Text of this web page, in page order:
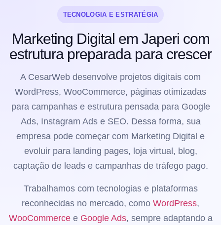
TECNOLOGIA E ESTRATÉGIA
Marketing Digital em Japeri com
estrutura preparada para crescer
A CesarWeb desenvolve projetos digitais com
WordPress, WooCommerce, páginas otimizadas
para campanhas e estrutura pensada para Google
Ads, Instagram Ads e SEO. Dessa forma, sua
empresa pode começar com Marketing Digital e
evoluir para landing pages, loja virtual, blog,
captação de leads e campanhas de tráfego pago.
Trabalhamos com tecnologias e plataformas
reconhecidas no mercado, como WordPress,
WooCommercee Google Ads, sempre adaptando a